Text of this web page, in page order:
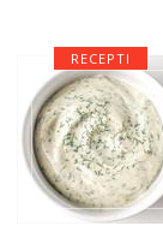
RECEPTI